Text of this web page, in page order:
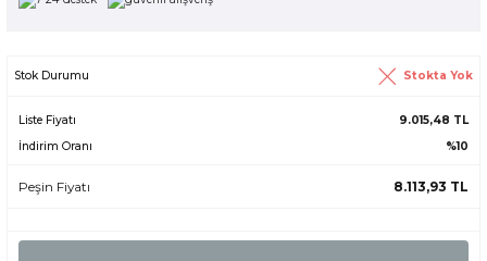
Stok Durumu Stokta Yok
Liste Fiyatı
9.015,48 TL
İndirim Oranı
%10
Peşin Fiyatı 8.113,93 TL